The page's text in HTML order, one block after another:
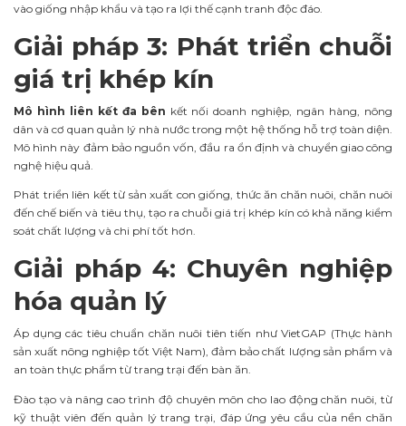
vào giống nhập khẩu và tạo ra lợi thế cạnh tranh độc đáo.
Giải pháp 3: Phát triển chuỗi
giá trị khép kín
Mô hình liên kết đa bên kết nối doanh nghiệp, ngân hàng, nông
dân và cơ quan quản lý nhà nước trong một hệ thống hỗ trợ toàn diện.
Mô hình này đảm bảo nguồn vốn, đầu ra ổn định và chuyển giao công
nghệ hiệu quả.
Phát triển liên kết từ sản xuất con giống, thức ăn chăn nuôi, chăn nuôi
đến chế biến và tiêu thụ, tạo ra chuỗi giá trị khép kín có khả năng kiểm
soát chất lượng và chi phí tốt hơn.
Giải pháp 4: Chuyên nghiệp
hóa quản lý
Áp dụng các tiêu chuẩn chăn nuôi tiên tiến như VietGAP (Thực hành
sản xuất nông nghiệp tốt Việt Nam), đảm bảo chất lượng sản phẩm và
an toàn thực phẩm từ trang trại đến bàn ăn.
Đào tạo và nâng cao trình độ chuyên môn cho lao động chăn nuôi, từ
kỹ thuật viên đến quản lý trang trại, đáp ứng yêu cầu của nền chăn